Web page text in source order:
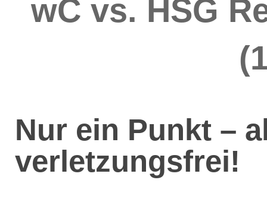
wC vs. HSG
Nur ein Punkt –
verletzungsfrei!